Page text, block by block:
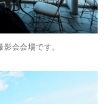
会会場です。